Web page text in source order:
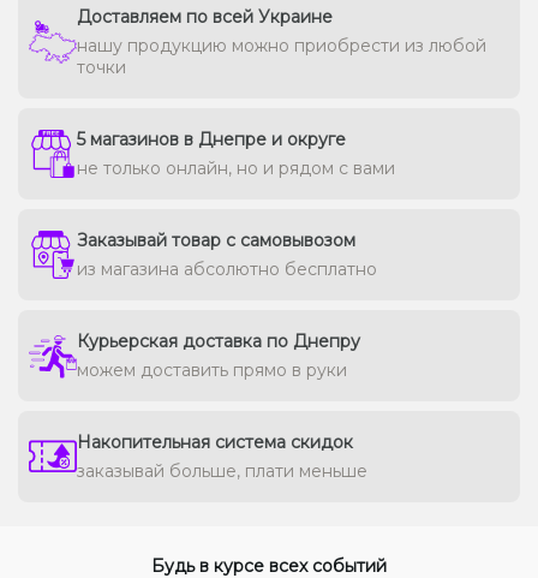
Доставляем по всей Украине
нашу продукцию можно приобрести из любой
точки
5 магазинов в Днепре и округе
не только онлайн, но и рядом с вами
Заказывай товар с самовывозом
из магазина абсолютно бесплатно
Курьерская доставка по Днепру
можем доставить прямо в руки
Накопительная система скидок
заказывай больше, плати меньше
Будь в курсе всех событий